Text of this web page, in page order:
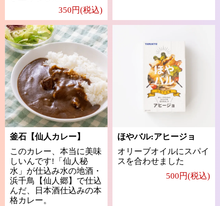
350円(税込)
釜石【仙人カレー】
このカレー、本当に美味
しいんです!「仙人秘
水」が仕込み水の地酒・
浜千鳥【仙人郷】で仕込
んだ、日本酒仕込みの本
格カレー。
ほやバル:アヒージョ
オリーブオイルにスパイ
スを合わせました
500円(税込)